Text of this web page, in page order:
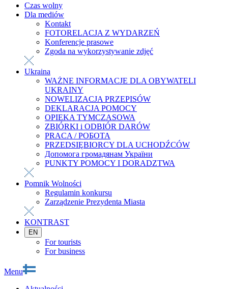
Czas wolny
Dla mediów
Kontakt
FOTORELACJA Z WYDARZEŃ
Konferencje prasowe
Zgoda na wykorzystywanie zdjęć
Ukraina
WAŻNE INFORMACJE DLA OBYWATELI
UKRAINY
NOWELIZACJA PRZEPISÓW
DEKLARACJA POMOCY
OPIEKA TYMCZASOWA
ZBIÓRKI i ODBIÓR DARÓW
PRACA / РОБОТА
PRZEDSIĘBIORCY DLA UCHODŹCÓW
Допомога громадянам України
PUNKTY POMOCY I DORADZTWA
Pomnik Wolności
Regulamin konkursu
Zarządzenie Prezydenta Miasta
KONTRAST
EN
For tourists
For business
Menu